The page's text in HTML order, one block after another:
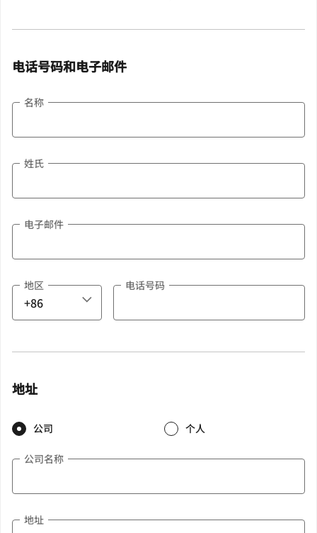
电话号码和电子邮件
名称
姓氏
电子邮件
地区 电话号码
地址
公司 个人
公司名称
地址